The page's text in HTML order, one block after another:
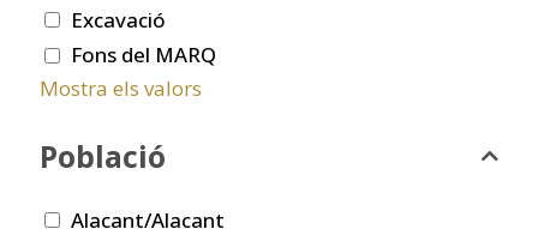
Excavació
Fons del MARQ
Mostra els valors
Població
Alacant/Alacant